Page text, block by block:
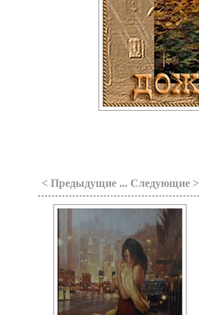
< Предыдущие ... Следующие >